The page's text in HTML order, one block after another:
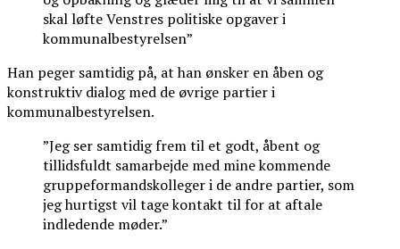
skal løfte Venstres politiske opgaver i
kommunalbestyrelsen”
Han peger samtidig på, at han ønsker en åben og
konstruktiv dialog med de øvrige partier i
kommunalbestyrelsen.
”Jeg ser samtidig frem til et godt, åbent og
tillidsfuldt samarbejde med mine kommende
gruppeformandskolleger i de andre partier, som
jeg hurtigst vil tage kontakt til for at aftale
indledende møder.”